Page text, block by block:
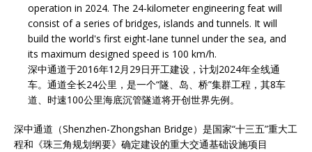
operation in 2024. The 24-kilometer engineering feat will
consist of a series of bridges, islands and tunnels. It will
build the world's first eight-lane tunnel under the sea, and
its maximum designed speed is 100 km/h.
深中通道于2016年12月29日开工建设，计划2024年全线通
车。通道全长24公里，是一个“隧、岛、桥”集群工程，其8车
道、时速100公里海底沉管隧道将开创世界先例。
深中通道（Shenzhen-Zhongshan Bridge）是国家“十三五”重大工
程和《珠三角规划纲要》确定建设的重大交通基础设施项目